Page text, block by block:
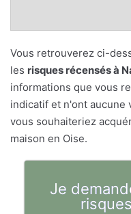
Vous retrouverez ci-
les risques récensés à
informations que vous
indicatif et n'ont aucune
vous souhaiteriez
maison en Oise.
Je